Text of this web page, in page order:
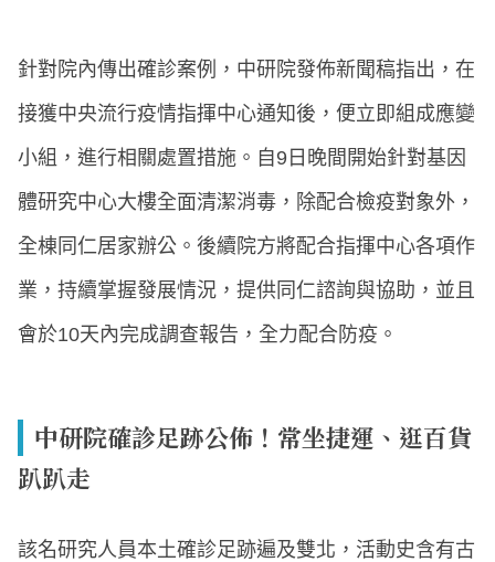
針對院內傳出確診案例，中研院發佈新聞稿指出，在
接獲中央流行疫情指揮中心通知後，便立即組成應變
小組，進行相關處置措施。自9日晚間開始針對基因
體研究中心大樓全面清潔消毒，除配合檢疫對象外，
全棟同仁居家辦公。後續院方將配合指揮中心各項作
業，持續掌握發展情況，提供同仁諮詢與協助，並且
會於10天內完成調查報告，全力配合防疫。
中研院確診足跡公佈！常坐捷運、逛百貨
趴趴走
該名研究人員本土確診足跡遍及雙北，活動史含有古